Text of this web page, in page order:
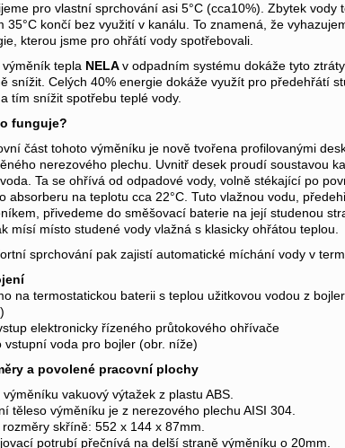
pro vlastní sprchování asi 5°C (cca10%). Zbytek vody
35°C končí bez využití v kanálu. To znamená, že
kterou jsme pro ohřátí vody spotřebovali.
výměník tepla NELAv odpadním systému dokáže tyto
snížit. Celých 40% energie dokáže využít pro předehřátí
tím snížit spotřebu teplé vody.
funguje?
část tohoto výměníku je nově tvořena profilovanými
nerezového plechu. Uvnitř desek proudí soustavou
Ta se ohřívá od odpadové vody, volně stékající po
absorberu na teplotu cca 22°C. Tuto vlažnou vodu,
přivedeme do směšovací baterie na její studenou
mísí místo studené vody vlažná s klasicky ohřátou teplou.
sprchování pak zajistí automatické míchání vody v
na termostatickou baterii s teplou užitkovou vodou z
elektronicky řízeného průtokového ohřívače
vstupní voda pro bojler (obr. níže)
a povolené pracovní plochy
vakuový výtažek z plastu ABS.
těleso výměníku je z nerezového plechu AISI 304.
skříně: 552 x 144 x 87mm.
potrubí přečnívá na delší straně výměníku o 20mm.